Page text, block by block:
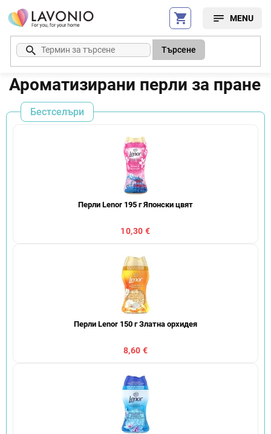
Преминаване
към
съдържанието
Търсене
Ароматизирани перли за пране
Бестселъри
Перли Lenor 195 г Японски цвят
10,30 €
Перли Lenor 150 г Златна орхидея
8,60 €